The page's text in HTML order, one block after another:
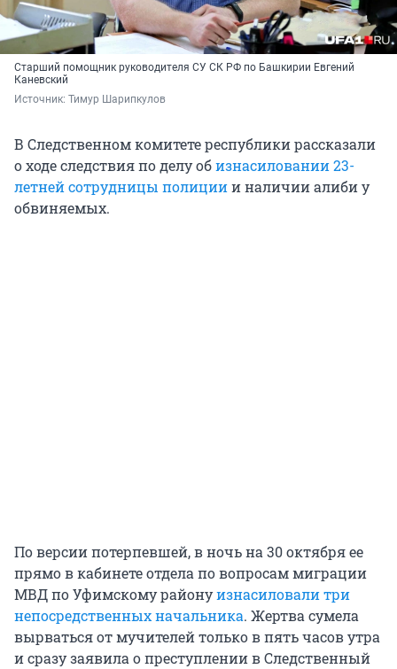
Старший помощник руководителя СУ СК РФ по Башкирии Евгений
Каневский
Источник: Тимур Шарипкулов
В Следственном комитете республики рассказали
о ходе следствия по делу обизнасиловании 23-
летней сотрудницы полициии наличии алиби у
обвиняемых.
По версии потерпевшей, в ночь на 30 октября ее
прямо в кабинете отдела по вопросам миграции
МВД по Уфимскому районуизнасиловали три
непосредственных начальника. Жертва сумела
вырваться от мучителей только в пять часов утра
и сразу заявила о преступлении в Следственный